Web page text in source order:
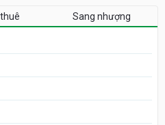
Sang nhượng